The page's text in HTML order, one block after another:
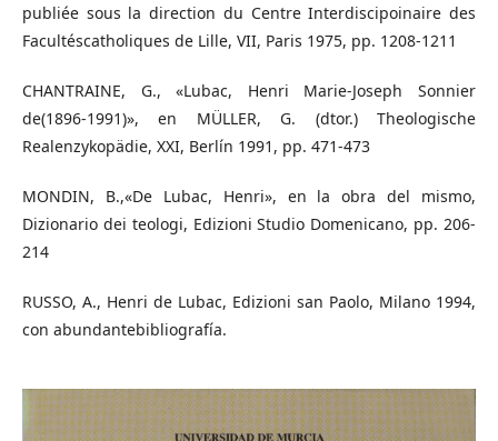
publiée sous la direction du Centre Interdiscipoinaire des
Facultéscatholiques de Lille, VII, Paris 1975, pp. 1208-1211
CHANTRAINE, G., «Lubac, Henri Marie-Joseph Sonnier
de(1896-1991)», en MÜLLER, G. (dtor.) Theologische
Realenzykopädie, XXI, Berlín 1991, pp. 471-473
MONDIN, B.,«De Lubac, Henri», en la obra del mismo,
Dizionario dei teologi, Edizioni Studio Domenicano, pp. 206-
214
RUSSO, A., Henri de Lubac, Edizioni san Paolo, Milano 1994,
con abundantebibliografía.